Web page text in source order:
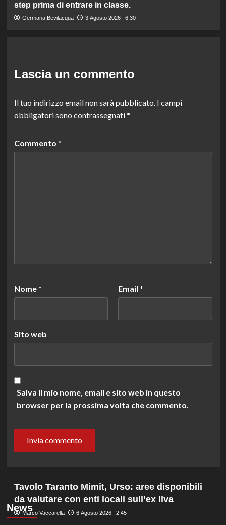
step prima di entrare in classe.
Germana Bevilacqua 3 Agosto 2026 : 6:30
Lascia un commento
Il tuo indirizzo email non sarà pubblicato. I campi
obbligatori sono contrassegnati*
Commento *
Nome * Email *
Sito web
Salva il mio nome, email e sito web in questo
browser per la prossima volta che commento.
News
Tavolo Taranto Mimit, Urso: aree disponibili
da valutare con enti locali sull’ex Ilva
Marco Vaccarella 6 Agosto 2026 : 2:45